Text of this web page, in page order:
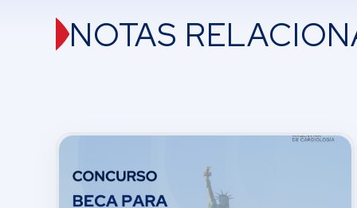
NOTAS